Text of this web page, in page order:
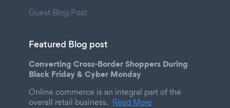
Guest Blog Post
Featured Blog post
Converting Cross-Border Shoppers During
Black Friday & Cyber Monday
Online commerce is an integral part of the
overall retail business. Read More